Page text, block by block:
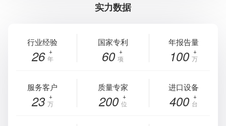
实力数据
行业经验
26 年
国家专利
60 项
年报告量
100 万
服务客户
23 万
质量专家
200 位
进口设备
400 台